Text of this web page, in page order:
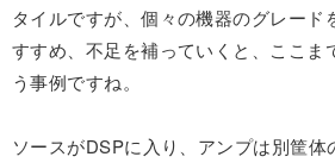
タイルですが、個々の機器のグレード
すすめ、不足を補っていくと、ここま
う事例ですね。
ソースがDSPに入り、アンプは別筐体